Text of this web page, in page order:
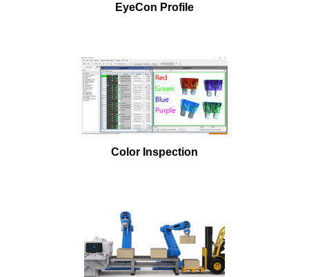
EyeCon Profile
Color Inspection